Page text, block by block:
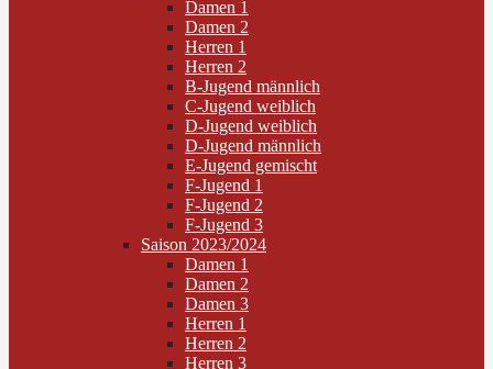
Damen 1
Damen 2
Herren 1
Herren 2
B-Jugend männlich
C-Jugend weiblich
D-Jugend weiblich
D-Jugend männlich
E-Jugend gemischt
F-Jugend 1
F-Jugend 2
F-Jugend 3
Saison 2023/2024
Damen 1
Damen 2
Damen 3
Herren 1
Herren 2
Herren 3